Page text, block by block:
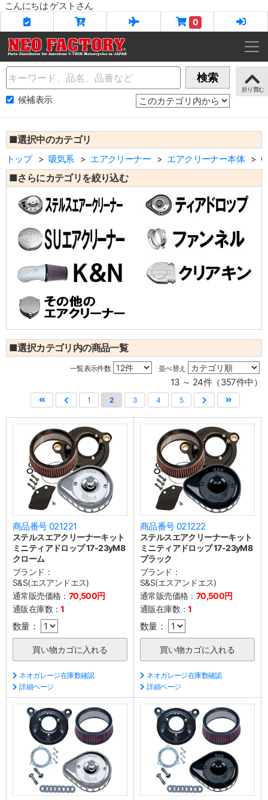
こんにちは ゲストさん
0
Name 検索
候補表示
■選択中のカテゴリ
トップ 吸気系 エアクリーナー エアクリーナー本体
■さらにカテゴリを絞り込む
■選択カテゴリ内の商品一覧
一覧表示件数 並べ替え
13 ～ 24件（357件中）
1 2 3 4 5
商品番号 021221
ステルスエアクリーナーキット
ミニティアドロップ 17-23yM8
クローム
ブランド：
S&S(エスアンドエス)
通常販売価格： 70,500円
通販在庫数：1
数量：
ネオガレージ在庫数確認
詳細ページ
商品番号 021222
ステルスエアクリーナーキット
ミニティアドロップ 17-23yM8
ブラック
ブランド：
S&S(エスアンドエス)
通常販売価格： 70,500円
通販在庫数：1
数量：
ネオガレージ在庫数確認
詳細ページ